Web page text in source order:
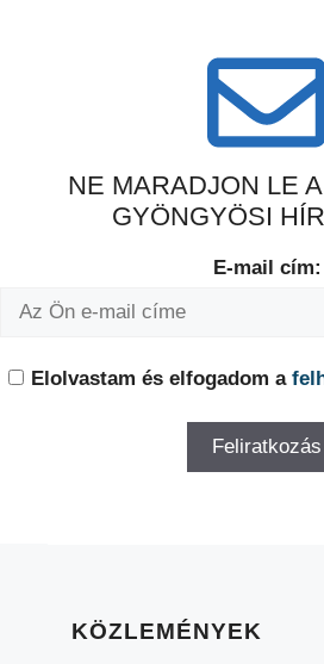
NE MARADJON LE
GYÖNGYÖSI
E-mail cím:
Elolvastam és elfogadom a
KÖZLEMÉNYEK